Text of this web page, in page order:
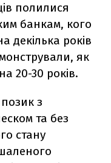
полилися
банкам, кого
декілька років
як
20-30 років.
з
та без
стану